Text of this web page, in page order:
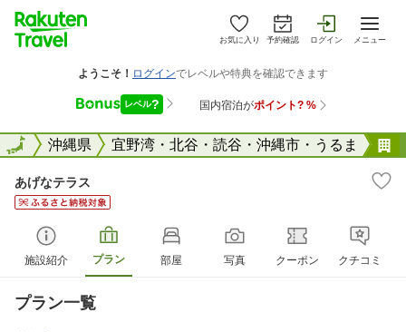
お気に入り 予約確認 ログイン メニュー
全国沖縄県 宜野湾・北谷・読谷・沖縄市・うるま
全国
あげなテラス
施設紹介 プラン 部屋 写真 クーポン クチコミ
プラン一覧